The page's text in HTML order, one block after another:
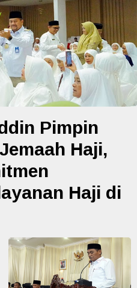
Pimpin
Haji,
Haji di